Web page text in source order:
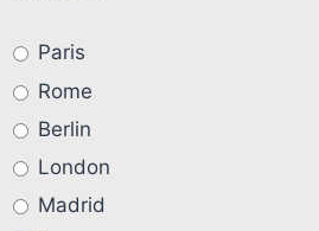
Paris
Rome
Berlin
London
Madrid